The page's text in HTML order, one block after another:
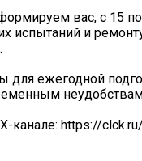
вас, с 15
испытаний и
ежегодной
канале: https://